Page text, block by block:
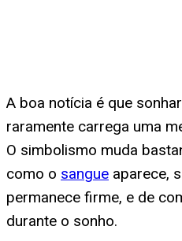
A boa notícia é que
raramente carrega uma
O simbolismo muda
como o sangue aparece,
permanece firme, e de
durante o sonho.